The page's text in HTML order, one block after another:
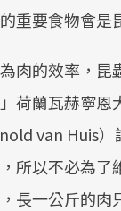
重要食物會是
肉的效率，
荷蘭瓦赫寧恩
van Huis）
所以不必為了
長一公斤的肉